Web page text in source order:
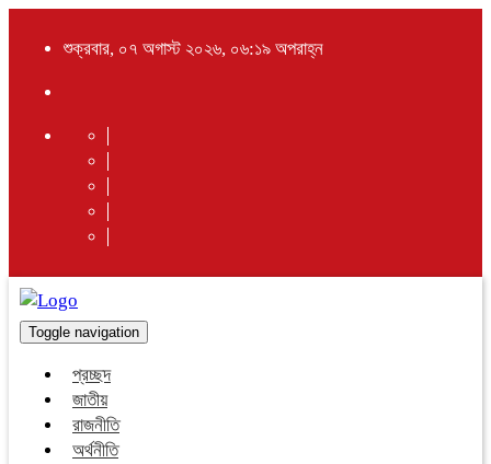
শুক্রবার, ০৭ অগাস্ট ২০২৬, ০৬:১৯ অপরাহ্ন
Toggle navigation
প্রচ্ছদ
জাতীয়
রাজনীতি
অর্থনীতি